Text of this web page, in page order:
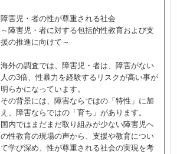
障害児・者の性が尊重される社会
～障害児・者に対する包括的性教育および支
援の推進に向けて～
海外の調査では、障害児・者は、障害がない
人の3倍、性暴力を経験するリスクが高い事が
明らかになっています。
その背景には、障害ならではの「特性」に加
え、障害ならではの「育ち」があります。
国内ではまだまだ取り組みが少ない障害児へ
の性教育の現場の声から、支援や教育につい
て学び深め、性が尊重される社会の実現を考